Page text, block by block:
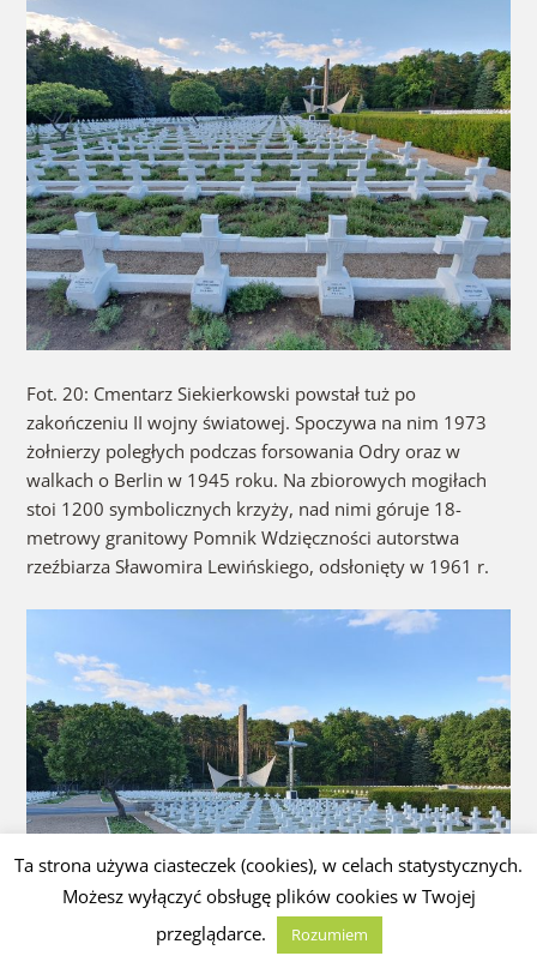
Fot. 20: Cmentarz Siekierkowski powstał tuż po
zakończeniu II wojny światowej. Spoczywa na nim 1973
żołnierzy poległych podczas forsowania Odry oraz w
walkach o Berlin w 1945 roku. Na zbiorowych mogiłach
stoi 1200 symbolicznych krzyży, nad nimi góruje 18-
metrowy granitowy Pomnik Wdzięczności autorstwa
rzeźbiarza Sławomira Lewińskiego, odsłonięty w 1961 r.
Ta strona używa ciasteczek (cookies), w celach statystycznych.
Możesz wyłączyć obsługę plików cookies w Twojej
przeglądarce.
Rozumiem